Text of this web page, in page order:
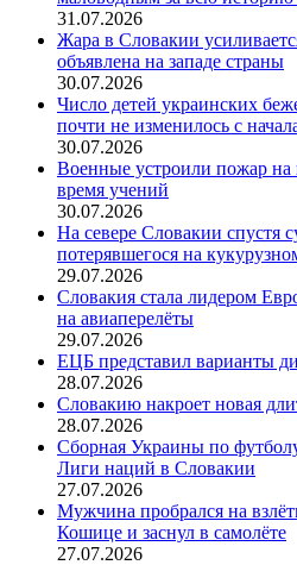
31.07.2026
Жара в Словакии
объявлена на западе страны
30.07.2026
Число детей украинских
почти не изменилось с
30.07.2026
Военные устроили пожар на
время учений
30.07.2026
На севере Словакии спустя
потерявшегося на
29.07.2026
Словакия стала лидером
на авиаперелёты
29.07.2026
ЕЦБ представил варианты
28.07.2026
Словакию накроет новая
28.07.2026
Сборная Украины по
Лиги наций в Словакии
27.07.2026
Мужчина пробрался на
Кошице и заснул в самолёте
27.07.2026